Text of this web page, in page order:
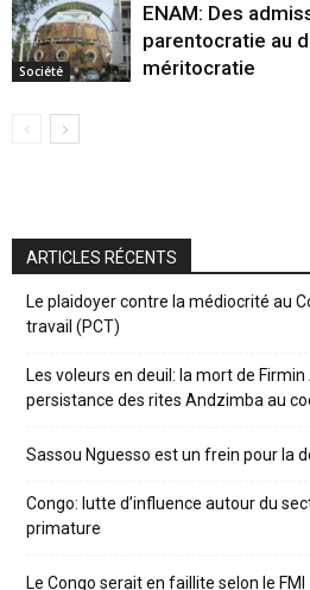
Société
ENAM: Des
parentocratie au
méritocratie
ARTICLES RÉCENTS
Le plaidoyer contre la médiocrité au
travail (PCT)
Les voleurs en deuil: la mort de
persistance des rites Andzimba au
Sassou Nguesso est un frein pour la
Congo: lutte d’influence autour du
primature
Le Congo serait en faillite selon le FMI